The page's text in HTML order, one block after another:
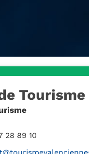
28 89 10